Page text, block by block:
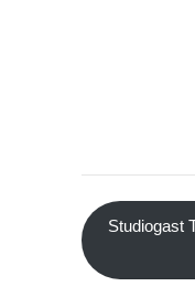
Studiogast